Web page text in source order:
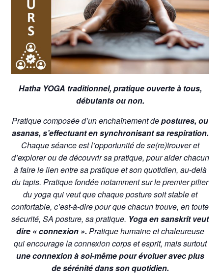
Hatha YOGA traditionnel, pratique ouverte à tous,
débutants ou non.
Pratique composée d’un enchaînement depostures, ou
asanas, s’effectuant en synchronisant sa respiration.
Chaque séance est l’opportunité de se(re)trouver et
d’explorer ou de découvrir sa pratique, pour aider chacun
à faire le lien entre sa pratique et son quotidien, au-delà
du tapis. Pratique fondée notamment sur le premier pilier
du yoga qui veut que chaque posture soit stable et
confortable, c’est-à-dire pour que chacun trouve, en toute
sécurité, SA posture, sa pratique. Yoga en sanskrit veut
dire « connexion ».Pratique humaine et chaleureuse
qui encourage la connexion corps et esprit, mais surtout
une connexion à soi-même pour évoluer avec plus
de sérénité dans son quotidien.